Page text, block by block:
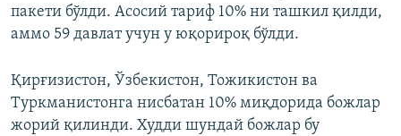
пакети бўлди. Асосий тариф 10% ни ташкил қилди,
аммо 59 давлат учун у юқорироқ бўлди.
Қирғизистон, Ўзбекистон, Тожикистон ва
Туркманистонга нисбатан 10% миқдорида божлар
жорий қилинди. Худди шундай божлар бу